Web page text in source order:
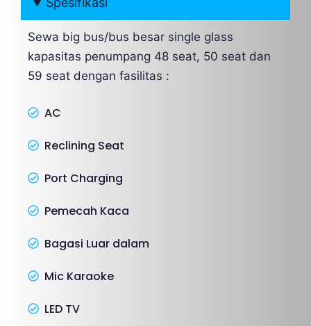
Sewa big bus/bus besar single glass
kapasitas penumpang 48 seat, 50 seat dan
59 seat dengan fasilitas :
AC
Reclining Seat
Port Charging
Pemecah Kaca
Bagasi Luar dalam
Mic Karaoke
LED TV